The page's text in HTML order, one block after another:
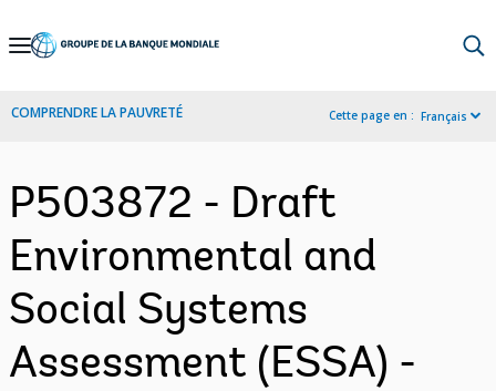
Skip
Navigation
COMPRENDRE LA PAUVRETÉ Cette page en : Français
P503872 - Draft
Environmental and
Social Systems
Assessment (ESSA) -